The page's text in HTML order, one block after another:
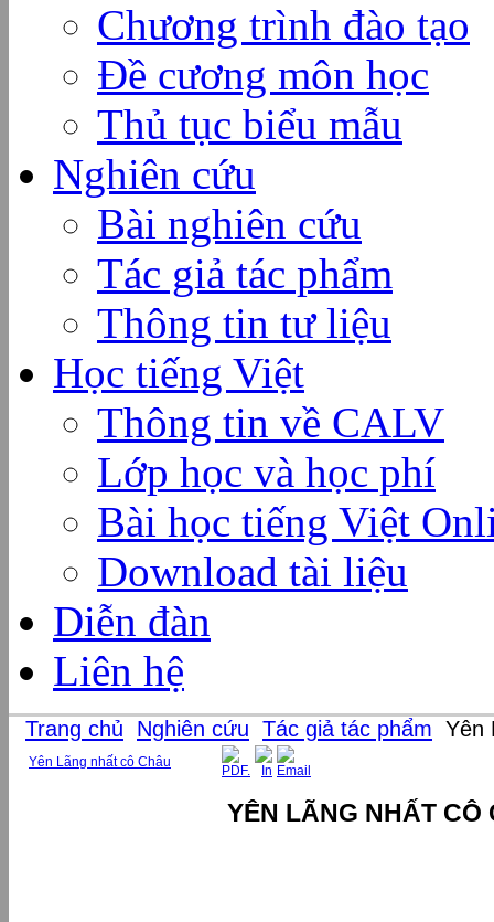
Chương trình đào tạo
Đề cương môn học
Thủ tục biểu mẫu
Nghiên cứu
Bài nghiên cứu
Tác giả tác phẩm
Thông tin tư liệu
Học tiếng Việt
Thông tin về CALV
Lớp học và học phí
Bài học tiếng Việt
Download tài liệu
Diễn đàn
Liên hệ
Trang chủ Nghiên cứu Tác giả tác phẩm Yên
Yên Lãng nhất cô Châu
YÊN LÃNG NHẤT CÔ